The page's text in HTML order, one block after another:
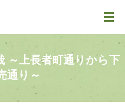
メ
～上長者町通りから下
通り～